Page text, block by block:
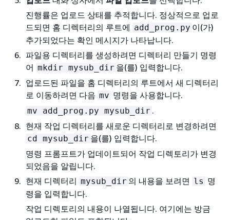
진행률은 업로드 상태를 추적합니다. 정상적으로 업로
드되면 홈 디렉터리의 루트에 add_prog.py 이(가)
추가되었다는 확인 메시지가 나타납니다.
파일용 디렉터리를 생성하려면 디렉터리 만들기 명령
어 mkdir mysub_dir 을(를) 입력합니다.
업로드된 파일을 홈 디렉터리의 루트에서 새 디렉터리
로 이동하려면 다음 mv 명령을 사용합니다.
mv add_prog.py mysub_dir .
현재 작업 디렉터리를 새로운 디렉터리로 변경하려면
cd mysub_dir 을(를) 입력합니다.
명령 프롬프트가 업데이트되어 작업 디렉토리가 변경
되었음을 알립니다.
현재 디렉터리 mysub_dir 의 내용을 보려면 ls 명
령을 입력합니다.
작업 디렉토리의 내용이 나열됩니다. 여기에는 방금